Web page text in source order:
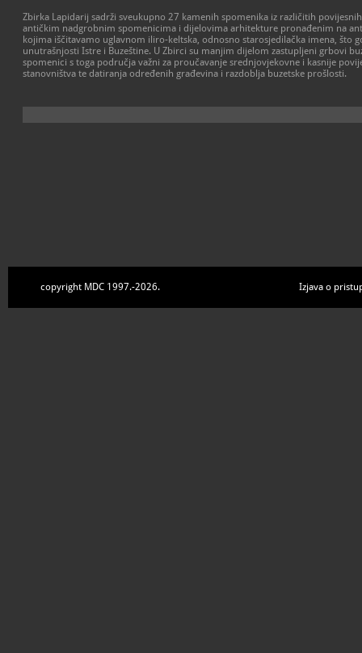
Zbirka Lapidarij sadrži sveukupno 27 kamenih spomenika iz različitih
antičkim nadgrobnim spomenicima i dijelovima arhitekture pronađenim na
kojima iščitavamo uglavnom iliro-keltska, odnosno starosjedilačka imena, što
unutrašnjosti Istre i Buzeštine. U Zbirci su manjim dijelom zastupljeni grbovi
spomenici s toga područja važni za proučavanje srednjovjekovne i kasnije
stanovništva te datiranja određenih građevina i razdoblja buzetske prošlosti.
copyright MDC 1997.-2026. Izjava o